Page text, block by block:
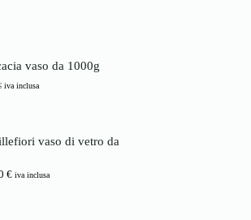
vaso da 1000g
iva inclusa
vaso di vetro da
€Fiva inclusa